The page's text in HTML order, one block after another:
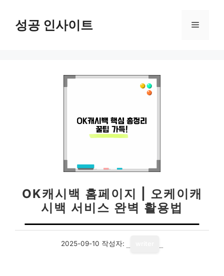
성공 인사이트 메
OK캐시백 홈페이지 | 오케이캐
시백 서비스 완벽 활용법
2025-09-10 작성자: